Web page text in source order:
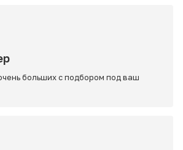
больших с подбором под ваш